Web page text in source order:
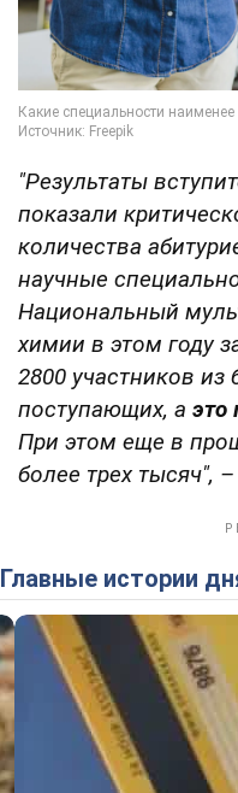
"Результаты
показали
количества
научные
Национальный
химии в этом году
2800 участников из
поступающих, а это
При этом еще в
более трех тысяч", –
Главные истории